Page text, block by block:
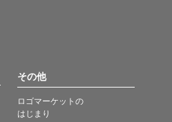
その他
ロゴマーケットの
はじまり